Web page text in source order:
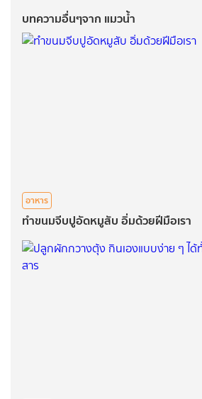
บทความอื่นๆจาก แมวน้ำ
อาหาร
ทำขนมจีบปูอัดหมูสับ อิ่มด้วยฝีมือเรา